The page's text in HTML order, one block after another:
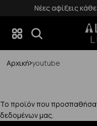
Νέες αφίξεις
Αρχική youtube
Το προϊόν που
δεδομένων μας.